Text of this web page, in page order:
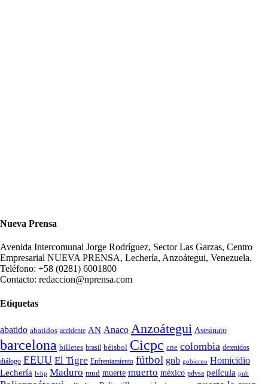
Nueva Prensa
Avenida Intercomunal Jorge Rodríguez, Sector Las Garzas, Centro
Empresarial NUEVA PRENSA, Lechería, Anzoátegui, Venezuela.
Teléfono: +58 (0281) 6001800
Contacto: redaccion@nprensa.com
Etiquetas
abatido abatidos accidente AN Anaco Anzoátegui Asesinato
barcelona billetes brasil béisbol Cicpc cne colombia detenidos
diálogo EEUU El Tigre Enfrentamiento fútbol gnb gobierno Homicidio
Lechería lvbp Maduro mud muerte muerto méxico pdvsa película pnb